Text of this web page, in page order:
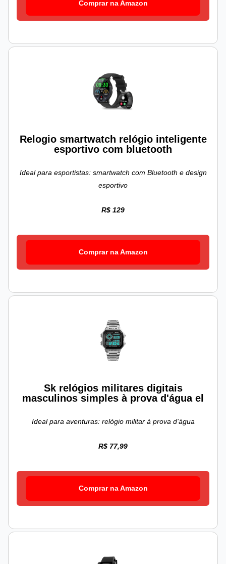
Comprar na Amazon
Relogio smartwatch relógio inteligente
esportivo com bluetooth
Ideal para esportistas: smartwatch com Bluetooth e design
esportivo
R$ 129
Comprar na Amazon
Sk relógios militares digitais
masculinos simples à prova d'água el
Ideal para aventuras: relógio militar à prova d'água
R$ 77,99
Comprar na Amazon